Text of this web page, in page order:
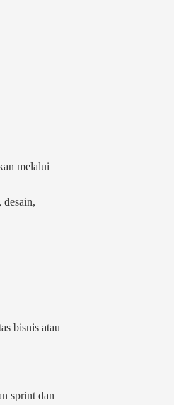
melalui
desain,
bisnis atau
sprint dan